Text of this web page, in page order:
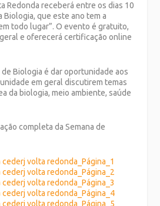
Redonda receberá entre os dias 10
Biologia, que este ano tem a
todo lugar”. O evento é gratuito,
e oferecerá certificação online
Biologia é dar oportunidade aos
em geral discutirem temas
da biologia, meio ambiente, saúde
completa da Semana de